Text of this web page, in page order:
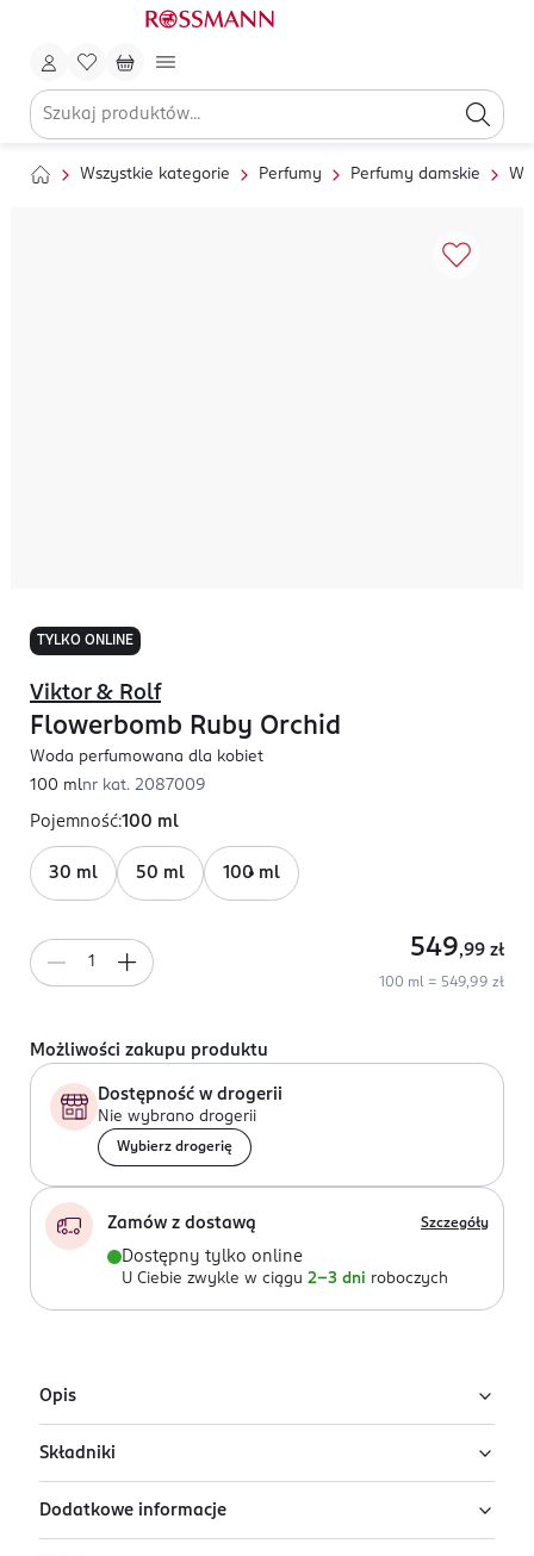
Wszystkie kategorie Perfumy Perfumy damskie
TYLKO ONLINE
Viktor & Rolf
Flowerbomb Ruby Orchid
Woda perfumowana dla kobiet
100 mlnr kat. 2087009
Pojemność:100 ml
30 ml 50 ml 100 ml
549,99 zł
100 ml = 549,99 zł
Możliwości zakupu produktu
Dostępność w drogerii
Nie wybrano drogerii
Wybierz drogerię
Zamów z dostawą Szczegóły
Dostępny tylko online
U Ciebie zwykle w ciągu 2-3 dni roboczych
Opis
Flowerbomb Ruby Orchid od Viktor & Rolf to zapach
stworzony dla tych, którzy chcą się wyróżniać. Jego
zmysłowa kompozycja sprawia, że każda kobieta
poczuje się jak prawdziwa gwiazda estrady, otoczona
Składniki
Alcohol, Perfume / Fragrance, Aqua / Water, Linalool,
Benzyl Salicylate, Benzyl Alcohol, Butyl
Dodatkowe informacje